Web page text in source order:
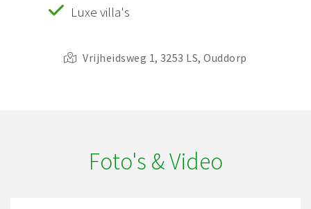
Luxe villa's
Vrijheidsweg 1, 3253 LS, Ouddorp
Foto's & Video